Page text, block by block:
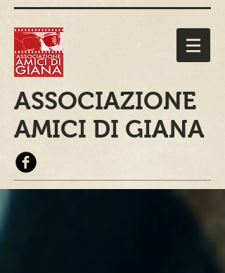
ASSOCIAZIONE
AMICI DI GIANA